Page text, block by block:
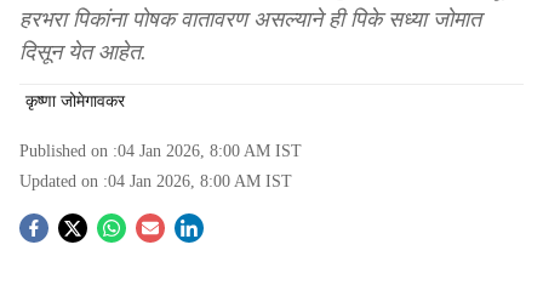
हरभरा पिकांना पोषक वातावरण असल्याने ही पिके सध्या जोमात
दिसून येत आहेत.
कृष्णा जोमेगावकर
Published on :04 Jan 2026, 8:00 AM IST
Updated on :04 Jan 2026, 8:00 AM IST
S